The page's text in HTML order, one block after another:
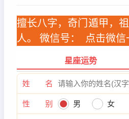
擅长八字，奇门遁甲，
人。 微信号：
点击微信
星座运势
姓 名
性 别 男 女